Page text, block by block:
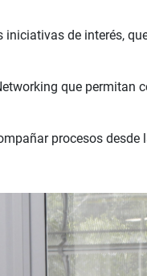
de interés,
que permitan
procesos